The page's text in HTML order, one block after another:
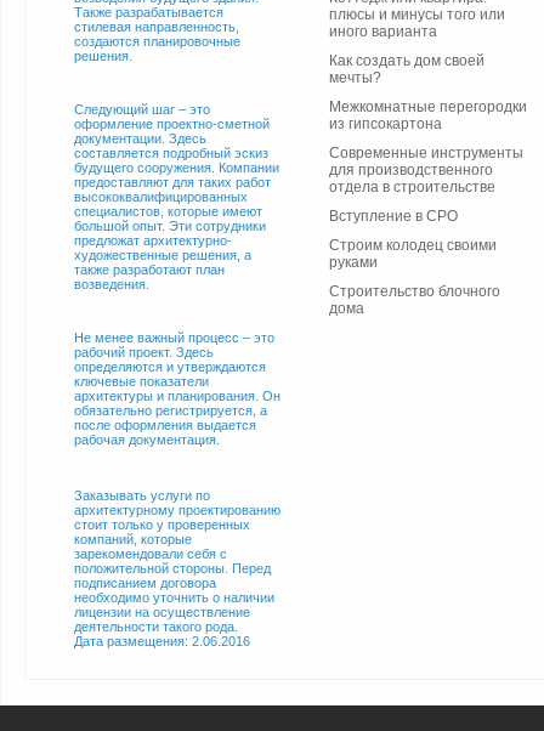
Также разрабатывается
стилевая направленность,
создаются планировочные
решения.
Следующий шаг – это
оформление проектно-сметной
документации. Здесь
составляется подробный эскиз
будущего сооружения. Компании
предоставляют для таких работ
высококвалифицированных
специалистов, которые имеют
большой опыт. Эти сотрудники
предложат архитектурно-
художественные решения, а
также разработают план
возведения.
Не менее важный процесс – это
рабочий проект. Здесь
определяются и утверждаются
ключевые показатели
архитектуры и планирования. Он
обязательно регистрируется, а
после оформления выдается
рабочая документация.
Заказывать услуги по
архитектурному проектированию
стоит только у проверенных
компаний, которые
зарекомендовали себя с
положительной стороны. Перед
подписанием договора
необходимо уточнить о наличии
лицензии на осуществление
деятельности такого рода.
Дата размещения: 2.06.2016
плюсы и минусы того или
иного варианта
Как создать дом своей
мечты?
Межкомнатные перегородки
из гипсокартона
Современные инструменты
для производственного
отдела в строительстве
Вступление в СРО
Строим колодец своими
руками
Строительство блочного
дома